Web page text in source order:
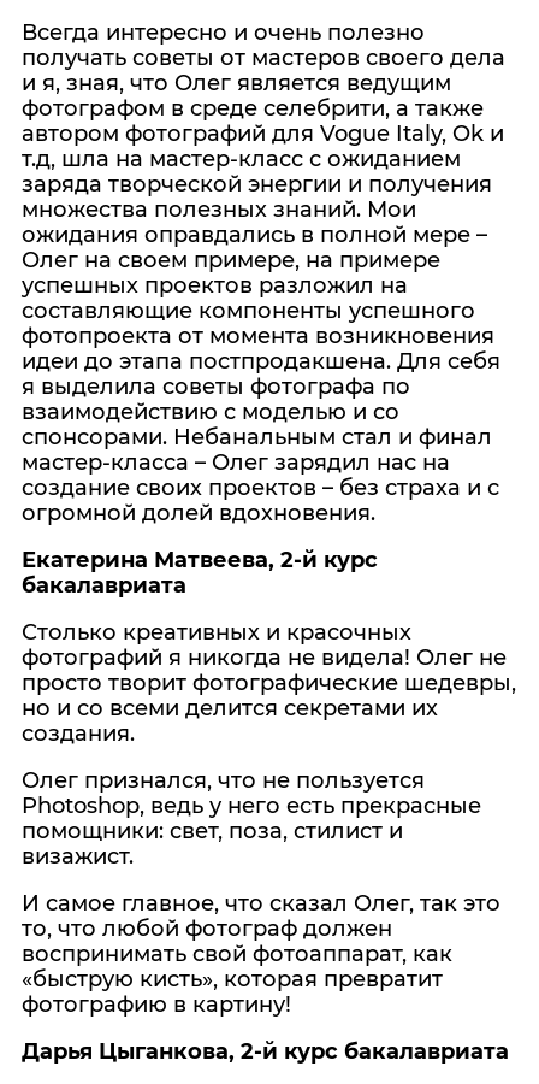
Всегда интересно и очень полезно
получать советы от мастеров своего дела
и я, зная, что Олег является ведущим
фотографом в среде селебрити, а также
автором фотографий для Vogue Italy, Ok и
т.д, шла на мастер-класс с ожиданием
заряда творческой энергии и получения
множества полезных знаний. Мои
ожидания оправдались в полной мере –
Олег на своем примере, на примере
успешных проектов разложил на
составляющие компоненты успешного
фотопроекта от момента возникновения
идеи до этапа постпродакшена. Для себя
я выделила советы фотографа по
взаимодействию с моделью и со
спонсорами. Небанальным стал и финал
мастер-класса – Олег зарядил нас на
создание своих проектов – без страха и с
огромной долей вдохновения.
Екатерина Матвеева, 2-й курс
бакалавриата
Столько креативных и красочных
фотографий я никогда не видела! Олег не
просто творит фотографические шедевры,
но и со всеми делится секретами их
создания.
Олег признался, что не пользуется
Photoshop, ведь у него есть прекрасные
помощники: свет, поза, стилист и
визажист.
И самое главное, что сказал Олег, так это
то, что любой фотограф должен
воспринимать свой фотоаппарат, как
«быструю кисть», которая превратит
фотографию в картину!
Дарья Цыганкова, 2-й курс бакалавриата